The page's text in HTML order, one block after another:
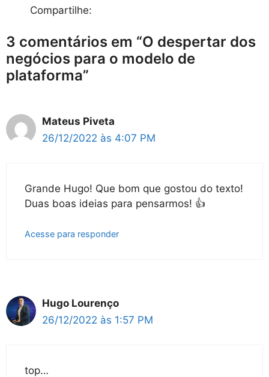
Compartilhe:
3 comentários em “O despertar dos
negócios para o modelo de
plataforma”
Mateus Piveta
26/12/2022 às 4:07 PM
Grande Hugo! Que bom que gostou do texto!
Duas boas ideias para pensarmos! 👍
Acesse para responder
Hugo Lourenço
26/12/2022 às 1:57 PM
top…